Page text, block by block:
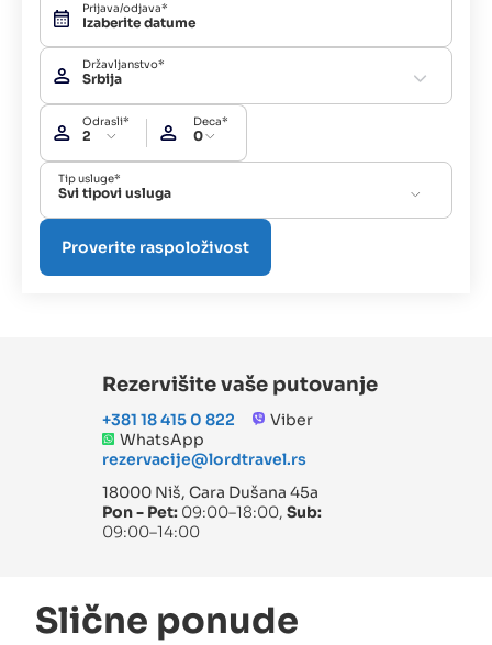
Prijava/odjava*
Državljanstvo*
Srbija
Odrasli*
2
Deca*
0
Tip usluge*
Svi tipovi usluga
Rezervišite vaše putovanje
+381 18 415 0 822
Viber
WhatsApp
rezervacije@lordtravel.rs
18000 Niš, Cara Dušana 45a
Pon - Pet: 09:00–18:00, Sub:
09:00–14:00
Slične ponude